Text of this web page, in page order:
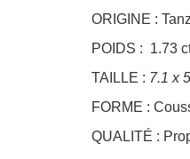
ORIGINE :
POIDS : 1.73
TAILLE : 7.1 x
FORME :
QUALITÉ :